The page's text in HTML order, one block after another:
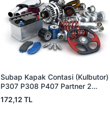
Subap Kapak Contasi (Kulbutor)
P307 P308 P407 Partner 2
P308 P3008 P5008 | YTT
Y5635 | OEM 0249.C2
172,12 TL